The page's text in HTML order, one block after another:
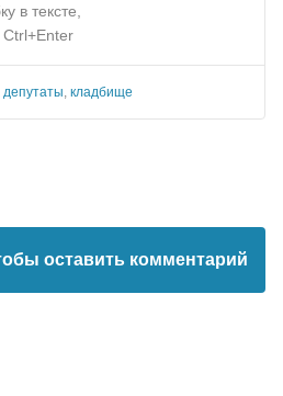
в тексте,
депутаты кладбище
оставить комментарий